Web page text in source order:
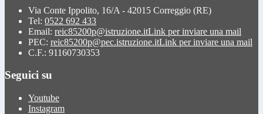
Via Conte Ippolito, 16/A - 42015 Correggio (RE)
Tel: 0522 692 433
Email: reic85200p@istruzione.itLink per inviare una mail
PEC: reic85200p@pec.istruzione.itLink per inviare una mail
C.F.: 91160730353
Seguici su
Youtube
Instagram